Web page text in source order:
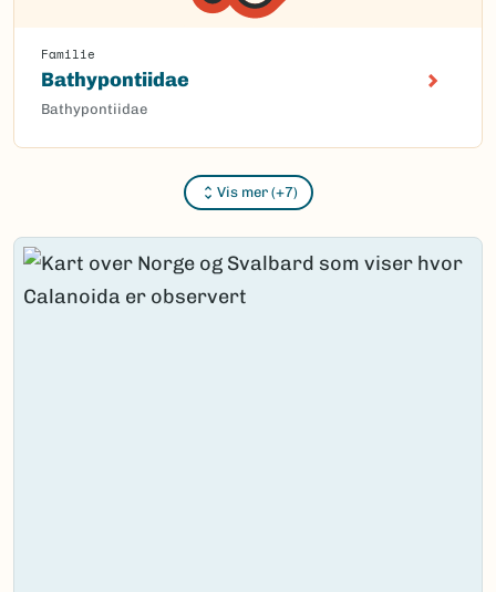
Familie
Bathypontiidae
Bathypontiidae
Vis mer (+7)